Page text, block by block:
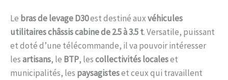
Le bras de levage D30est destiné auxvéhicules
utilitaires châssis cabine de 2.5 à 3.5 t. Versatile, puissant
et doté d’une télécommande, il va pouvoir intéresser
lesartisans, le BTP, lescollectivités localeset
municipalités, les paysagisteset ceux qui travaillent